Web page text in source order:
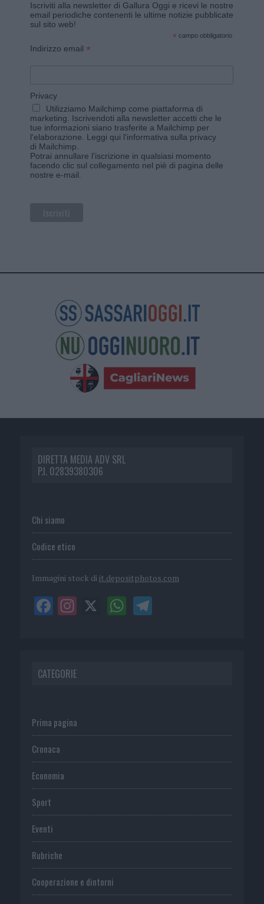
Iscriviti alla newsletter di Gallura Oggi e ricevi le nostre
email periodiche contenenti le ultime notizie pubblicate
sul sito web!
* campo obbligatorio
Indirizzo email *
Privacy
Utilizziamo Mailchimp come piattaforma di
marketing. Iscrivendoti alla newsletter accetti che le
tue informazioni siano trasferite a Mailchimp per
l'elaborazione. Leggi qui l'informativa sulla privacy
di Mailchimp
Potrai annullare l'iscrizione in qualsiasi momento
facendo clic sul collegamento nel piè di pagina delle
nostre e-mail.
DIRETTA MEDIA ADV SRL
P.I. 02839380306
Chi siamo
Codice etico
Immagini stock di it.depositphotos.com
CATEGORIE
Prima pagina
Cronaca
Economia
Sport
Eventi
Rubriche
Cooperazione e dintorni